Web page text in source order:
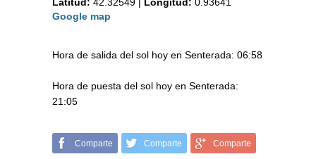
Latitud: 42.32549 Longitud: 0.93641
Google map
Hora de salida del sol hoy en Senterada: 06:58
Hora de puesta del sol hoy en Senterada:
21:05
Comparte Comparte Comparte